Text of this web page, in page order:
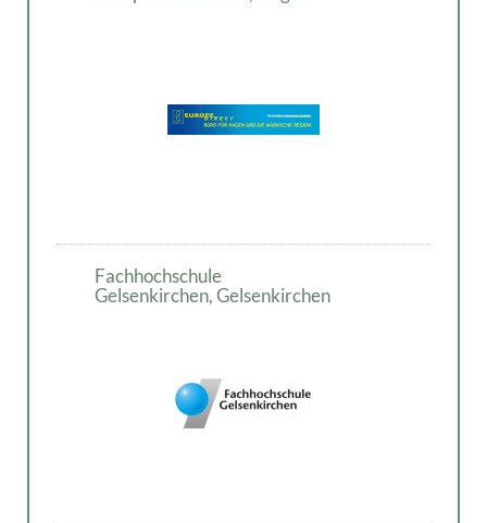
Fachhochschule
Gelsenkirchen, Gelsenkirchen